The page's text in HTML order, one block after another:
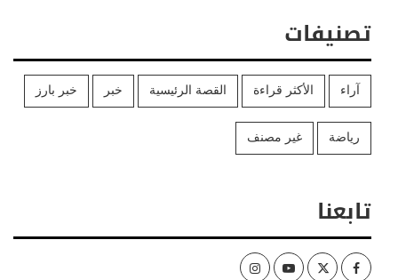
تصنيفات
آراء الأكثر قراءة القصة الرئيسية خبر خبر بارز
رياضة غير مصنف
تابعنا
Facebook
Twitter
Youtube
Instagram